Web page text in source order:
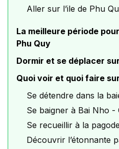
Aller sur l’ile de Phu
La meilleure période
Phu Quy
Dormir et se déplacer
Quoi voir et quoi faire
Se détendre dans la
Se baigner à Bai Nho -
Se recueillir à la
Découvrir l’étonnante